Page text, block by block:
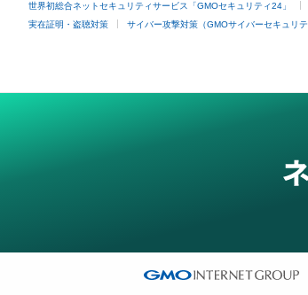
世界初総合ネットセキュリティサービス「GMOセキュリティ24」
実在証明・盗聴対策 サイバー攻撃対策（GMOサイバーセキュリテ